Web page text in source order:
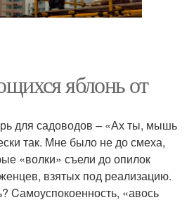
яблонь от
для садоводов – «Ах ты, мышь
так. Мне было не до смеха,
«волки» съели до опилок
взятых под реализацию.
Cамоуспокоенность, «авось